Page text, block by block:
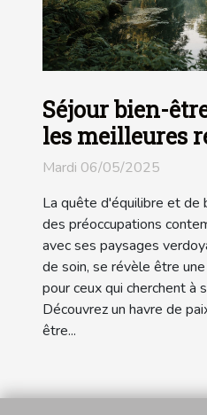
Séjour bien-
les meilleures
responsables
Mardi 06/05/2025
La quête d'équilibre et
des préoccupations
avec ses paysages
de soin, se révèle être
pour ceux qui cherchent à
Découvrez un havre de
être...